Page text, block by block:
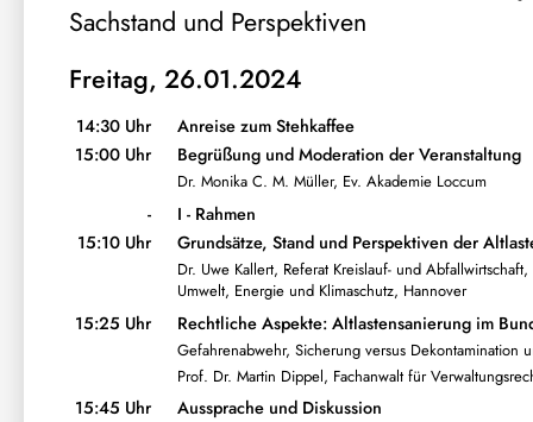
Sachstand und Perspektiven
Freitag, 26.01.2024
14:30 Uhr
Anreise zum Stehkaffee
15:00 Uhr
Begrüßung und Moderation der Veranstaltung
Dr. Monika C. M. Müller, Ev. Akademie Loccum
-
I - Rahmen
15:10 Uhr
Grundsätze, Stand und Perspektiven der
Dr. Uwe Kallert, Referat Kreislauf- und
Umwelt, Energie und Klimaschutz, Hannover
15:25 Uhr Rechtliche Aspekte: Altlastensanierung im
Gefahrenabwehr, Sicherung versus Dekontamination
Prof. Dr. Martin Dippel, Fachanwalt für
15:45 Uhr
Aussprache und Diskussion